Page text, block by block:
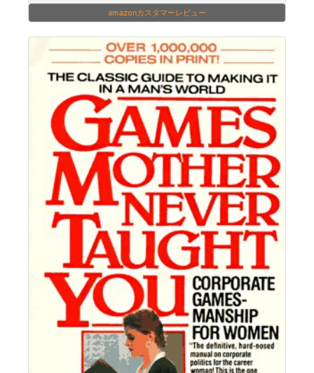
amazonカスタマーレビュー